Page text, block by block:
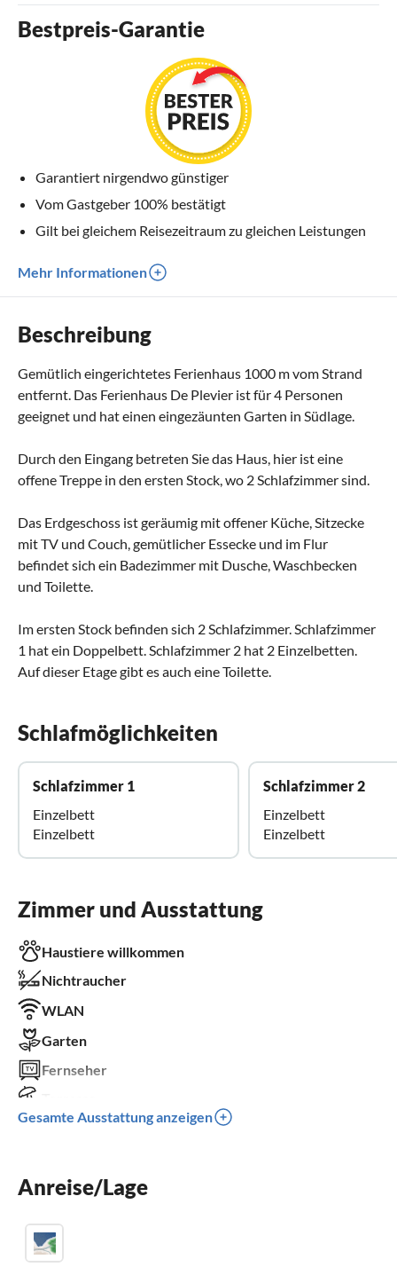
Bestpreis-Garantie
Garantiert nirgendwo günstiger
Vom Gastgeber 100% bestätigt
Gilt bei gleichem Reisezeitraum zu gleichen Leistungen
Mehr Informationen
Beschreibung
Gemütlich eingerichtetes Ferienhaus 1000 m vom Strand
entfernt. Das Ferienhaus De Plevier ist für 4 Personen
geeignet und hat einen eingezäunten Garten in Südlage.
Durch den Eingang betreten Sie das Haus, hier ist eine
offene Treppe in den ersten Stock, wo 2 Schlafzimmer sind.
Das Erdgeschoss ist geräumig mit offener Küche, Sitzecke
mit TV und Couch, gemütlicher Essecke und im Flur
befindet sich ein Badezimmer mit Dusche, Waschbecken
und Toilette.
Im ersten Stock befinden sich 2 Schlafzimmer. Schlafzimmer
1 hat ein Doppelbett. Schlafzimmer 2 hat 2 Einzelbetten.
Auf dieser Etage gibt es auch eine Toilette.
Schlafmöglichkeiten
Schlafzimmer 1
Einzelbett
Einzelbett
Schlafzimmer 2
Einzelbett
Einzelbett
Zimmer und Ausstattung
Haustiere willkommen
Nichtraucher
WLAN
Garten
Fernseher
Kinder willkommen
Gesamte Ausstattung anzeigen
Anreise/Lage